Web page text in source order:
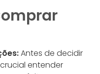
Antes de decidir
entender